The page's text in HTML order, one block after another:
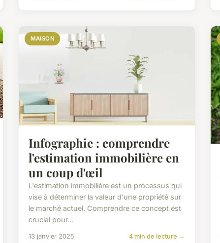
MAISON
Infographie : comprendre
l'estimation immobilière en
un coup d'œil
L'estimation immobilière est un processus qui
vise à déterminer la valeur d'une propriété sur
le marché actuel. Comprendre ce concept est
crucial pour...
13 janvier 2025 4 min de lecture →